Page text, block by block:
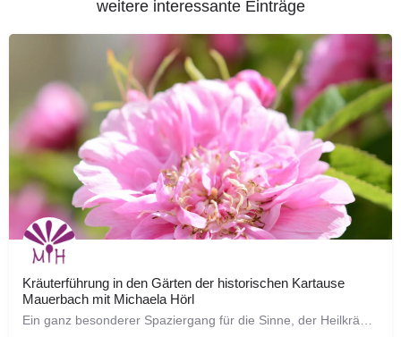
weitere interessante Einträge
Kräuterführung in den Gärten der historischen Kartause
Mauerbach mit Michaela Hörl
Ein ganz besonderer Spaziergang für die Sinne, der Heilkräuterwissen vermittelt und einen Einblick in die…